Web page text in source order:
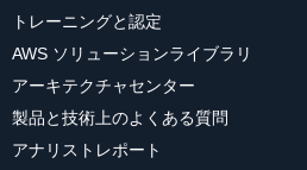
トレーニングと認定
AWS ソリューションライブラリ
アーキテクチャセンター
製品と技術上のよくある質問
アナリストレポート